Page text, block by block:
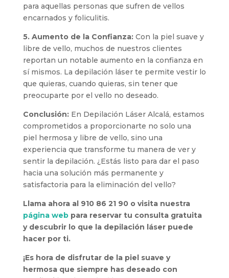
para aquellas personas que sufren de vellos
encarnados y foliculitis.
5. Aumento de la Confianza:Con la piel suave y
libre de vello, muchos de nuestros clientes
reportan un notable aumento en la confianza en
sí mismos. La depilación láser te permite vestir lo
que quieras, cuando quieras, sin tener que
preocuparte por el vello no deseado.
Conclusión:En Depilación Láser Alcalá, estamos
comprometidos a proporcionarte no solo una
piel hermosa y libre de vello, sino una
experiencia que transforme tu manera de ver y
sentir la depilación. ¿Estás listo para dar el paso
hacia una solución más permanente y
satisfactoria para la eliminación del vello?
Llama ahora al 910 86 21 90 o visita nuestra
página webpara reservar tu consulta gratuita
y descubrir lo que la depilación láser puede
hacer por ti.
¡Es hora de disfrutar de la piel suave y
hermosa que siempre has deseado con